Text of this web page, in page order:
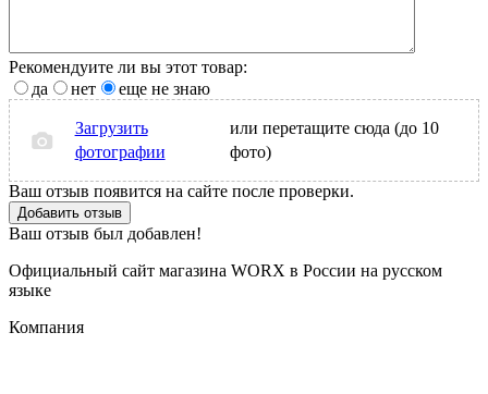
Рекомендуите ли вы этот товар:
да
нет еще не знаю
Загрузить
фотографии
или перетащите сюда (до 10
фото)
Ваш отзыв появится на сайте после проверки.
Добавить отзыв
Ваш отзыв был добавлен!
Официальный сайт магазина WORX в России на русском
языке
Компания